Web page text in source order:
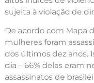
sujeita à violação de
De acordo com Mapa
mulheres foram
dos últimos dez anos.
dia – 66% delas eram
assassinatos de